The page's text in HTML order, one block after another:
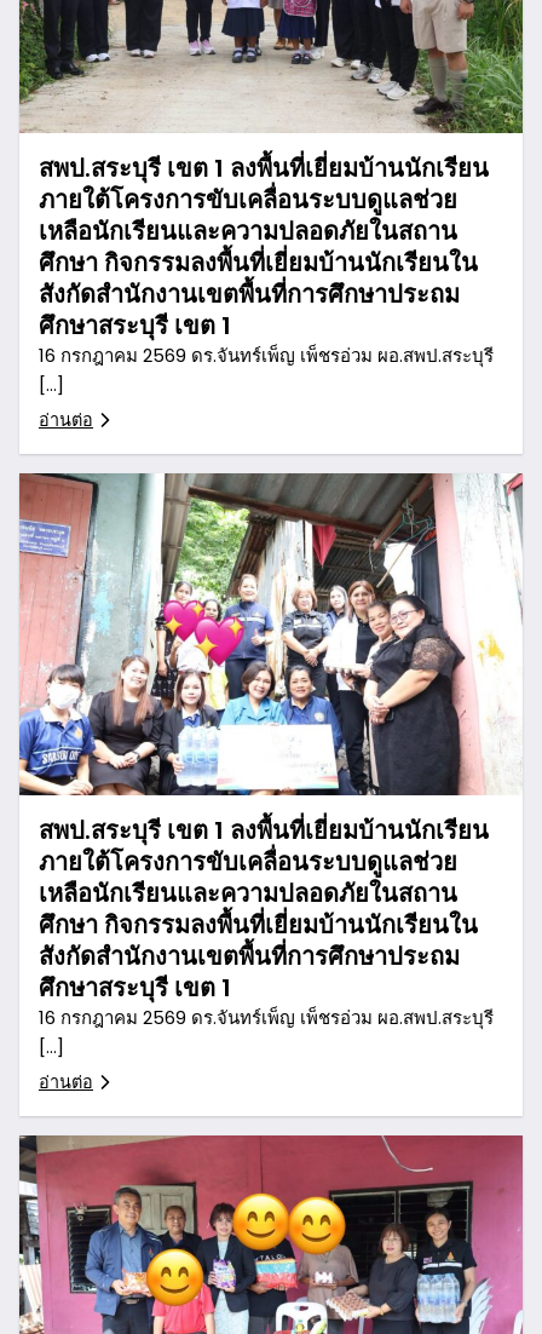
สพป.สระบุรี เขต 1 ลงพื้นที่เยี่ยมบ้านนักเรียน
ภายใต้โครงการขับเคลื่อนระบบดูแลช่วย
เหลือนักเรียนและความปลอดภัยในสถาน
ศึกษา กิจกรรมลงพื้นที่เยี่ยมบ้านนักเรียนใน
สังกัดสำนักงานเขตพื้นที่การศึกษาประถม
ศึกษาสระบุรี เขต 1
16 กรกฎาคม 2569 ดร.จันทร์เพ็ญ เพ็ชรอ่วม ผอ.สพป.สระบุรี
[…]
อ่านต่อ
สพป.สระบุรี เขต 1 ลงพื้นที่เยี่ยมบ้านนักเรียน
ภายใต้โครงการขับเคลื่อนระบบดูแลช่วย
เหลือนักเรียนและความปลอดภัยในสถาน
ศึกษา กิจกรรมลงพื้นที่เยี่ยมบ้านนักเรียนใน
สังกัดสำนักงานเขตพื้นที่การศึกษาประถม
ศึกษาสระบุรี เขต 1
16 กรกฎาคม 2569 ดร.จันทร์เพ็ญ เพ็ชรอ่วม ผอ.สพป.สระบุรี
[…]
อ่านต่อ